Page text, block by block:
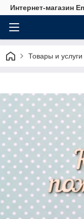
Интернет-магазин
Товары и услуги